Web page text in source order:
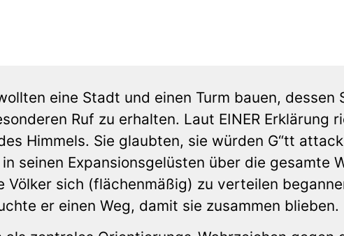
eine Stadt und einen Turm bauen, dessen
Ruf zu erhalten. Laut EINER Erklärung
Himmels. Sie glaubten, sie würden G“tt
seinen Expansionsgelüsten über die gesamte
Völker sich (flächenmäßig) zu verteilen
er einen Weg, damit sie zusammen blieben.